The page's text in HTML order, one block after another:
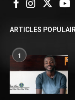
ARTICLES
1